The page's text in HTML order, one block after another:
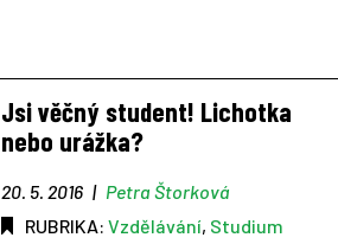
Jsi věčný student! Lichotka
nebo urážka?
20. 5. 2016 | Petra Štorková
RUBRIKA: Vzdělávání, Studium